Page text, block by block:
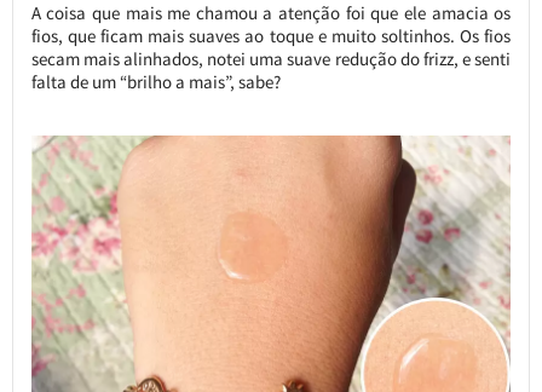
A coisa que mais me chamou a atenção foi que ele amacia os
fios, que ficam mais suaves ao toque e muito soltinhos. Os fios
secam mais alinhados, notei uma suave redução do frizz, e senti
falta de um “brilho a mais”, sabe?